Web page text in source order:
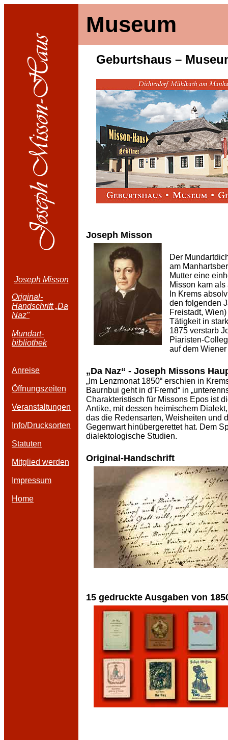
Joseph Misson
Original-
Handschrift „Da
Naz"
Mundart-
bibliothek
Anreise
Öffnungszeiten
Veranstaltungen
Info/Drucksorten
Statuten
Mitglied werden
Impressum
Home
Museum
Geburtshaus –
Joseph Misson
Der
am
Mutter eine
Misson kam
In Krems
den folgenden
Freistadt,
Tätigkeit in
1875 verstarb
Piaristen-
auf dem
„Da Naz“ - Joseph Missons
„Im Lenzmonat 1850“ erschien in
Baurnbui geht in d’Fremd“ in
Charakteristisch für Missons Epos ist
Antike, mit dessen heimischem
das die Redensarten, Weisheiten und
Gegenwart hinübergerettet hat. Dem
dialektologische Studien.
Original-Handschrift
15 gedruckte Ausgaben von